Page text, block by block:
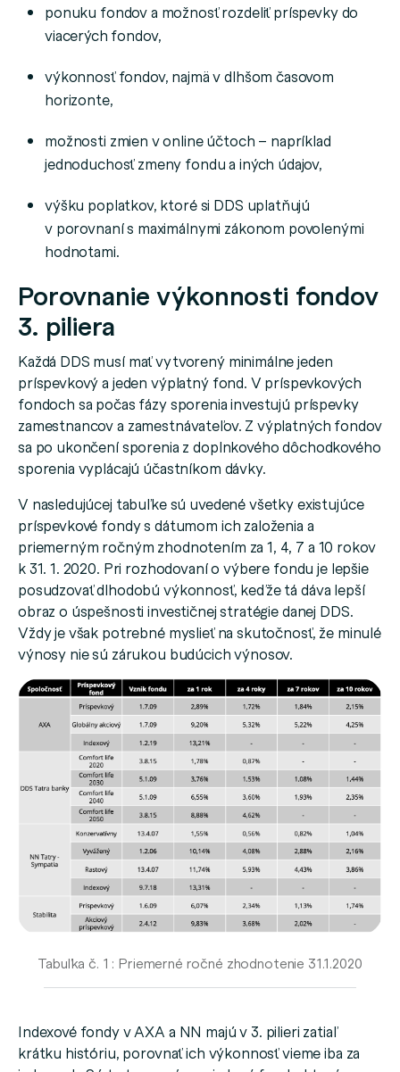
ponuku fondov a možnosť rozdeliť príspevky do
viacerých fondov,
výkonnosť fondov, najmä v dlhšom časovom
horizonte,
možnosti zmien v online účtoch – napríklad
jednoduchosť zmeny fondu a iných údajov,
výšku poplatkov, ktoré si DDS uplatňujú
v porovnaní s maximálnymi zákonom povolenými
hodnotami.
Porovnanie výkonnosti fondov
3. piliera
Každá DDS musí mať vytvorený minimálne jeden
príspevkový a jeden výplatný fond. V príspevkových
fondoch sa počas fázy sporenia investujú príspevky
zamestnancov a zamestnávateľov. Z výplatných fondov
sa po ukončení sporenia z doplnkového dôchodkového
sporenia vyplácajú účastníkom dávky.
V nasledujúcej tabuľke sú uvedené všetky existujúce
príspevkové fondy s dátumom ich založenia a
priemerným ročným zhodnotením za 1, 4, 7 a 10 rokov
k 31. 1. 2020. Pri rozhodovaní o výbere fondu je lepšie
posudzovať dlhodobú výkonnosť, keďže tá dáva lepší
obraz o úspešnosti investičnej stratégie danej DDS.
Vždy je však potrebné myslieť na skutočnosť, že minulé
výnosy nie sú zárukou budúcich výnosov.
Tabuľka č. 1 : Priemerné ročné zhodnotenie 31.1.2020
Indexové fondy v AXA a NN majú v 3. pilieri zatiaľ
krátku históriu, porovnať ich výkonnosť vieme iba za